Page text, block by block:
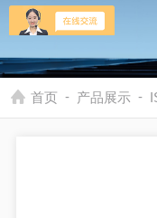
首页 - 产品展示 -